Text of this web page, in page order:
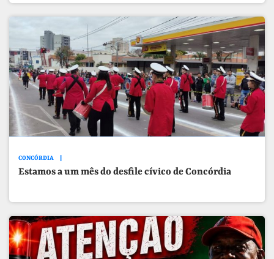
CONCÓRDIA
Estamos a um mês do desfile cívico de Concórdia